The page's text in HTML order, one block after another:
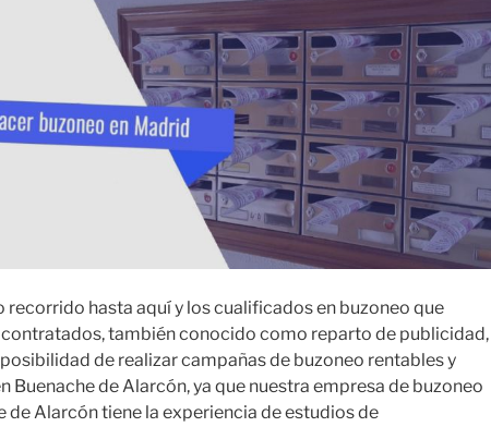
recorrido hasta aquí y los cualificados en buzoneo que
también conocido como reparto de publicidad,
de realizar campañas de buzoneo rentables y
Buenache de Alarcón, ya que nuestra empresa de buzoneo
de Alarcón tiene la experiencia de estudios de